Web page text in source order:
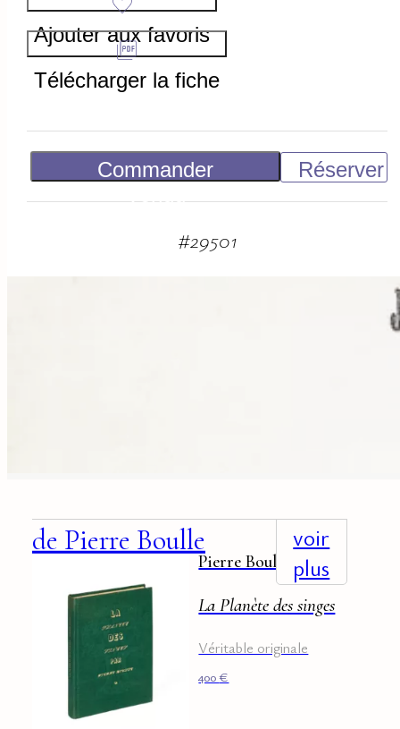
Ajouter aux favoris
Télécharger la fiche
Commander
Réserver
#29501
de Pierre Boulle
Pierre Boulle
La Planète des singes
Véritable originale
400€
+
voir
plus